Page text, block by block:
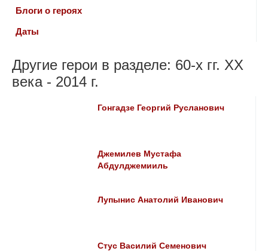
Блоги о героях
Даты
Другие герои в разделе: 60-х гг. ХХ
века - 2014 г.
Гонгадзе Георгий Русланович
Джемилев Мустафа
Абдулджемииль
Лупынис Анатолий Иванович
Стус Василий Семенович